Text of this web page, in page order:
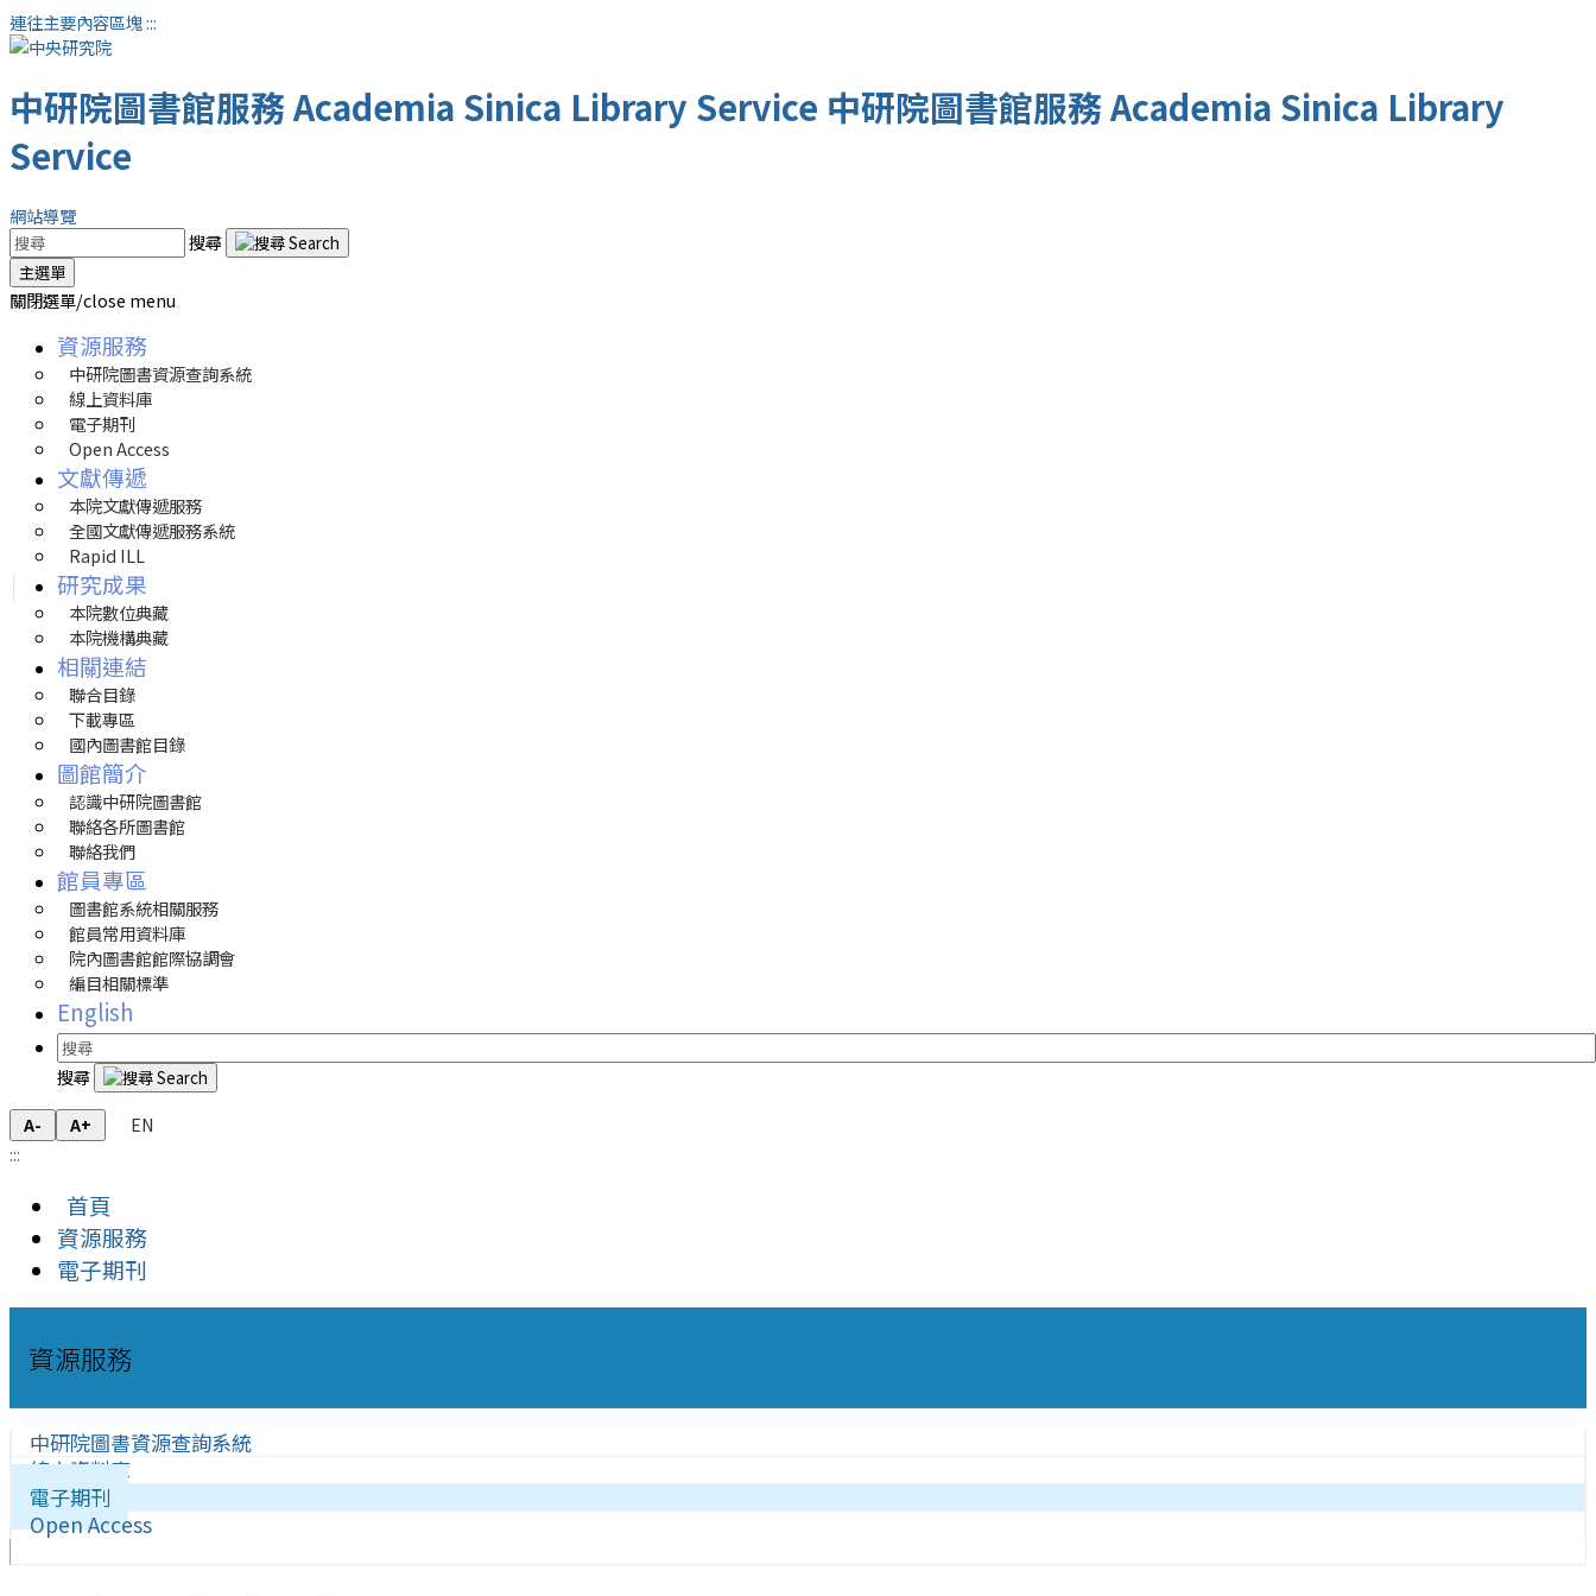
連往主要內容區塊:::
中研院圖書館服務Academia Sinica Library Service 中研院圖書館服務Academia Sinica Library
Service
網站導覽
搜尋
主選單
關閉選單/close menu
資源服務
中研院圖書資源查詢系統
線上資料庫
電子期刊
Open Access
文獻傳遞
本院文獻傳遞服務
全國文獻傳遞服務系統
Rapid ILL
研究成果
本院數位典藏
本院機構典藏
相關連結
聯合目錄
下載專區
國內圖書館目錄
圖館簡介
認識中研院圖書館
聯絡各所圖書館
聯絡我們
館員專區
圖書館系統相關服務
館員常用資料庫
院內圖書館館際協調會
編目相關標準
English
搜尋
A- A+
EN
:::
首頁
資源服務
電子期刊
資源服務
中研院圖書資源查詢系統
線上資料庫
電子期刊
Open Access